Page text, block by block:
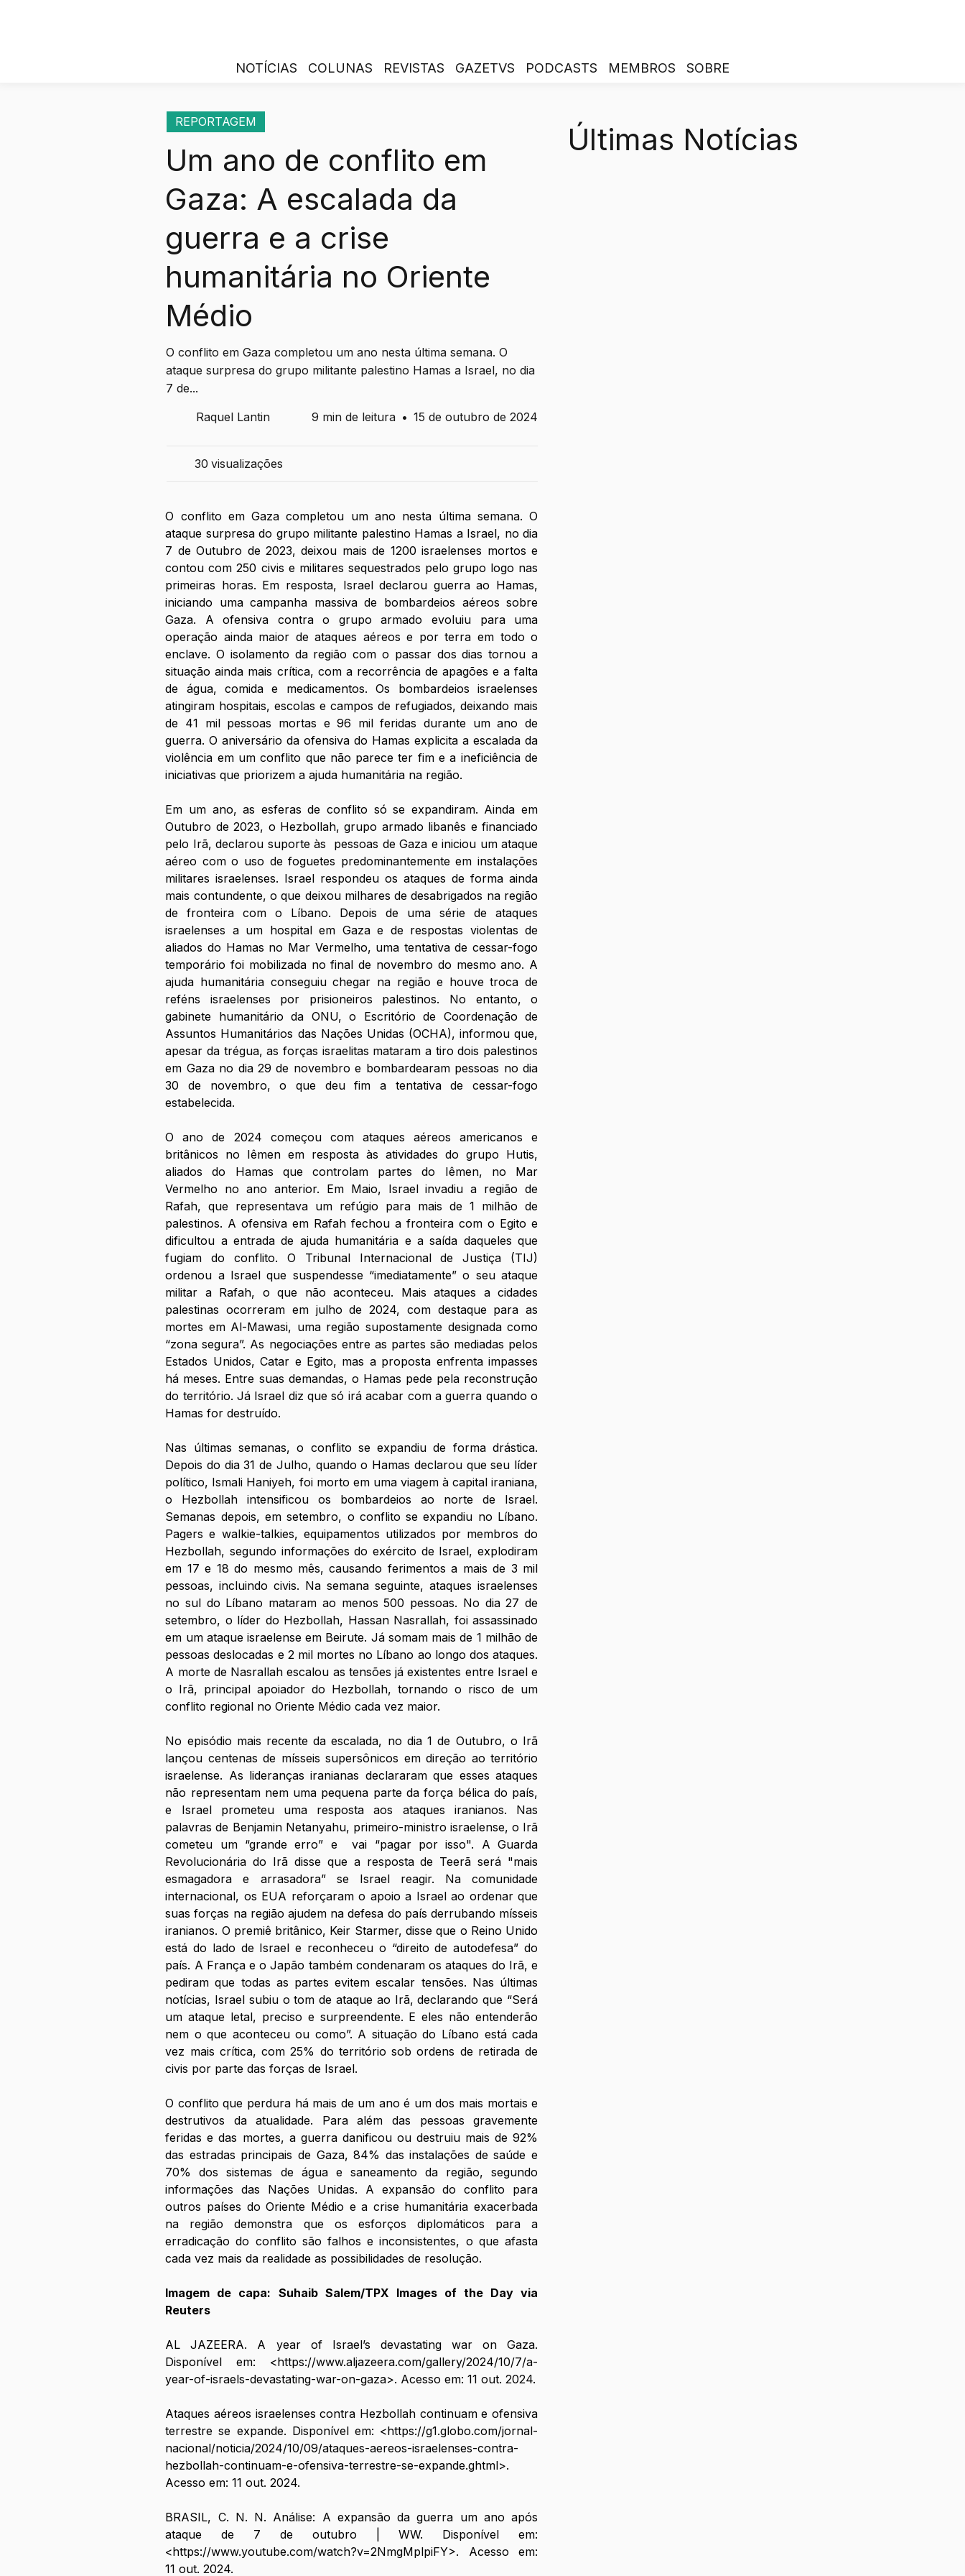
NOTÍCIAS COLUNAS REVISTAS GAZETVS PODCASTS MEMBROS SOBRE
REPORTAGEM
Um ano de conflito em
Gaza: A escalada da
guerra e a crise
humanitária no Oriente
Médio
O conflito em Gaza completou um ano nesta última semana. O
ataque surpresa do grupo militante palestino Hamas a Israel, no dia
7 de...
Raquel Lantin
9 min de leitura • 15 de outubro de 2024
30 visualizações
O conflito em Gaza completou um ano nesta última semana. O
ataque surpresa do grupo militante palestino Hamas a Israel, no dia
7 de Outubro de 2023, deixou mais de 1200 israelenses mortos e
contou com 250 civis e militares sequestrados pelo grupo logo nas
primeiras horas. Em resposta, Israel declarou guerra ao Hamas,
iniciando uma campanha massiva de bombardeios aéreos sobre
Gaza. A ofensiva contra o grupo armado evoluiu para uma
operação ainda maior de ataques aéreos e por terra em todo o
enclave. O isolamento da região com o passar dos dias tornou a
situação ainda mais crítica, com a recorrência de apagões e a falta
de água, comida e medicamentos. Os bombardeios israelenses
atingiram hospitais, escolas e campos de refugiados, deixando mais
de 41 mil pessoas mortas e 96 mil feridas durante um ano de
guerra. O aniversário da ofensiva do Hamas explicita a escalada da
violência em um conflito que não parece ter fim e a ineficiência de
iniciativas que priorizem a ajuda humanitária na região.
Em um ano, as esferas de conflito só se expandiram. Ainda em
Outubro de 2023, o Hezbollah, grupo armado libanês e financiado
pelo Irã, declarou suporte às  pessoas de Gaza e iniciou um ataque
aéreo com o uso de foguetes predominantemente em instalações
militares israelenses. Israel respondeu os ataques de forma ainda
mais contundente, o que deixou milhares de desabrigados na região
de fronteira com o Líbano. Depois de uma série de ataques
israelenses a um hospital em Gaza e de respostas violentas de
aliados do Hamas no Mar Vermelho, uma tentativa de cessar-fogo
temporário foi mobilizada no final de novembro do mesmo ano. A
ajuda humanitária conseguiu chegar na região e houve troca de
reféns israelenses por prisioneiros palestinos. No entanto, o
gabinete humanitário da ONU, o Escritório de Coordenação de
Assuntos Humanitários das Nações Unidas (OCHA), informou que,
apesar da trégua, as forças israelitas mataram a tiro dois palestinos
em Gaza no dia 29 de novembro e bombardearam pessoas no dia
30 de novembro, o que deu fim a tentativa de cessar-fogo
estabelecida.
O ano de 2024 começou com ataques aéreos americanos e
britânicos no Iêmen em resposta às atividades do grupo Hutis,
aliados do Hamas que controlam partes do Iêmen, no Mar
Vermelho no ano anterior. Em Maio, Israel invadiu a região de
Rafah, que representava um refúgio para mais de 1 milhão de
palestinos. A ofensiva em Rafah fechou a fronteira com o Egito e
dificultou a entrada de ajuda humanitária e a saída daqueles que
fugiam do conflito. O Tribunal Internacional de Justiça (TIJ)
ordenou a Israel que suspendesse “imediatamente” o seu ataque
militar a Rafah, o que não aconteceu. Mais ataques a cidades
palestinas ocorreram em julho de 2024, com destaque para as
mortes em Al-Mawasi, uma região supostamente designada como
“zona segura”. As negociações entre as partes são mediadas pelos
Estados Unidos, Catar e Egito, mas a proposta enfrenta impasses
há meses. Entre suas demandas, o Hamas pede pela reconstrução
do território. Já Israel diz que só irá acabar com a guerra quando o
Hamas for destruído.
Nas últimas semanas, o conflito se expandiu de forma drástica.
Depois do dia 31 de Julho, quando o Hamas declarou que seu líder
político, Ismali Haniyeh, foi morto em uma viagem à capital iraniana,
o Hezbollah intensificou os bombardeios ao norte d
Semanas depois, em setembro, o conflito se expandiu no Líbano.
Pagers e walkie-talkies, equipamentos utilizados por membros do
Hezbollah, segundo informações do exército de Israel, explodiram
em 17 e 18 do mesmo mês, causando ferimentos a mais de 3 mil
pessoas, incluindo civis. Na semana seguinte, ataques israelenses
no sul do Líbano mataram ao menos 500 pessoas. No dia 27 de
setembro, o líder do Hezbollah, Hassan Nasrallah, foi assassinado
em um ataque israelense em Beirute. Já somam mais de 1 milhão de
pessoas deslocadas e 2 mil mortes no Líbano ao longo dos ataques.
A morte de Nasrallah escalou as tensões já existentes entre Israel e
o Irã, principal apoiador do Hezbollah, tornando o risco de um
conflito regional no Oriente Médio cada vez maior.
No episódio mais recente da escalada, no dia 1 de Outubro, o Irã
lançou centenas de mísseis supersônicos em direção ao território
israelense. As lideranças iranianas declararam que esses ataques
não representam nem uma pequena parte da força bélica do país,
e Israel prometeu uma resposta aos ataques iranianos. Nas
palavras de Benjamin Netanyahu, primeiro-ministro israelense, o Irã
cometeu um “grande erro” e  vai “pagar por isso". A Guarda
Revolucionária do Irã disse que a resposta de Teerã será "mais
esmagadora e arrasadora” se Israel reagir. Na comunidade
internacional, os EUA reforçaram o apoio a Israel ao ordenar que
suas forças na região ajudem na defesa do país derrubando mísseis
iranianos. O premiê britânico, Keir Starmer, disse que o Reino Unido
está do lado de Israel e reconheceu o “direito de autodefesa” do
país. A França e o Japão também condenaram os ataques do Irã, e
pediram que todas as partes evitem escalar tensões. Nas últimas
notícias, Israel subiu o tom de ataque ao Irã, declarando que “Será
um ataque letal, preciso e surpreendente. E eles não entenderão
nem o que aconteceu ou como”. A situação do Líbano está cada
vez mais crítica, com 25% do território sob ordens de retirada de
civis por parte das forças de Israel.
O conflito que perdura há mais de um ano é um dos mais mortais e
destrutivos da atualidade. Para além das pessoas gravemente
feridas e das mortes, a guerra danificou ou destruiu mais de 92%
das estradas principais de Gaza, 84% das instalações de saúde e
70% dos sistemas de água e saneamento da região, segundo
informações das Nações Unidas. A expansão do conflito para
outros países do Oriente Médio e a crise humanitária exacerbada
na região demonstra que os esforços diplomáticos para a
erradicação do conflito são falhos e inconsistentes, o que afasta
cada vez mais da realidade as possibilidades de resolução.
Imagem de capa: Suhaib Salem/TPX Images of the Day via
Reuters
AL JAZEERA. A year of Israel’s devastating war on Gaza.
Disponível em: <https://www.aljazeera.com/gallery/2024/10/7/a-
year-of-israels-devastating-war-on-gaza>. Acesso em: 11 out. 2024.
Ataques aéreos israelenses contra Hezbollah continuam e ofensiva
terrestre se expande. Disponível em: <https://g1.globo.com/jornal-
nacional/noticia/2024/10/09/ataques-aereos-israelenses-contra-
hezbollah-continuam-e-ofensiva-terrestre-se-expande.ghtml>.
Acesso em: 11 out. 2024.
BRASIL, C. N. N. Análise: A expansão da guerra um ano após
ataque de 7 de outubro | WW. Disponível em:
<https://www.youtube.com/watch?v=2NmgMplpiFY>. Acesso em:
11 out. 2024.
Últimas Notícias